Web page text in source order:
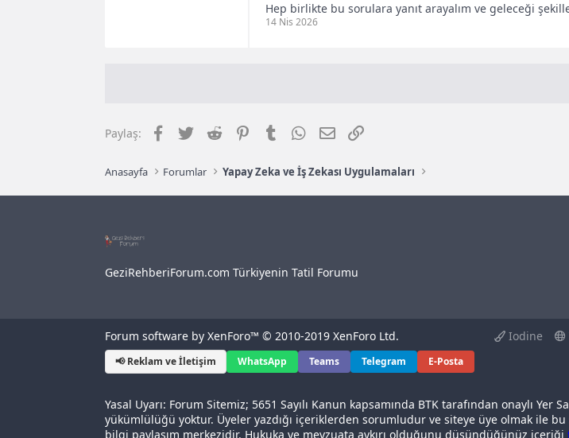
Hep birlikte bu sorulara yanıt arayalım ve geleceği
14 Nis 2026
Paylaş: Facebook
TwitterReddit PinterestTumblr WhatsApp
E-postaLink
Anasayfa Forumlar Yapay Zeka ve İş Zekası Uygulamaları
GeziRehberiForum.com Türkiyenin Tatil Forumu
Iodine
Forum software by XenForo™ © 2010-2019 XenForo Ltd.
📢 Reklam ve İletişim WhatsApp Teams Telegram E-Posta
Yasal Uyarı: Forum Sitemiz; 5651 Sayılı Kanun kapsamında BTK tarafından onaylı Yer
yükümlülüğü yoktur. Üyeler yazdığı içeriklerden sorumludur ve siteye üye olmak ile
bilgi paylaşım merkezidir. Hukuka ve mevzuata aykırı olduğunu düşündüğünüz içeriği